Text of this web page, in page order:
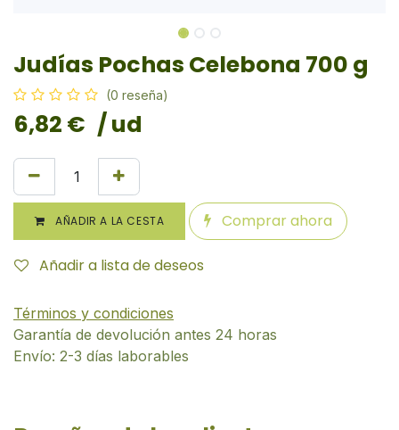
Judías Pochas Celebona 700 g
(0 reseña)
6,82 € / ud
AÑADIR A LA CESTA Comprar ahora
Añadir a lista de deseos
Términos y condiciones
Garantía de devolución antes 24 horas
Envío: 2-3 días laborables